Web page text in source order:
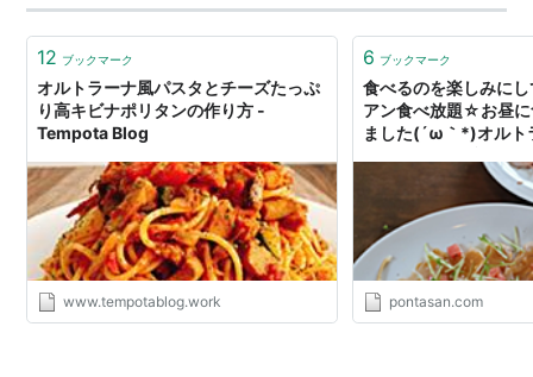
リカ）の材料 菜園風パスタ（赤パプリカ）のレシピ 菜園
風パスタ（…
12 ブックマーク
オルトラーナ風パスタとチーズたっぷ
り高キビナポリタンの作り方 -
Tempota Blog
www.tempotablog.work
6 ブックマーク
食べるのを楽しみに
アン食べ放題☆お昼
ました(´ω｀*)オルト
pontasan.com